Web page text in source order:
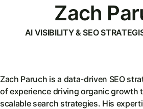
Zach
AI VISIBILITY & SEO
Zach Paruch is a data-driven SEO
of experience driving organic growth
scalable search strategies. His